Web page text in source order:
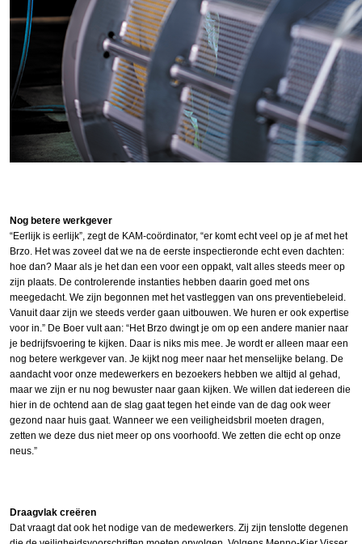
Nog betere werkgever
“Eerlijk is eerlijk”, zegt de KAM-coördinator, “er komt echt veel op je af met het
Brzo. Het was zoveel dat we na de eerste inspectieronde echt even dachten:
hoe dan? Maar als je het dan een voor een oppakt, valt alles steeds meer op
zijn plaats. De controlerende instanties hebben daarin goed met ons
meegedacht. We zijn begonnen met het vastleggen van ons preventiebeleid.
Vanuit daar zijn we steeds verder gaan uitbouwen. We huren er ook expertise
voor in.” De Boer vult aan: “Het Brzo dwingt je om op een andere manier naar
je bedrijfsvoering te kijken. Daar is niks mis mee. Je wordt er alleen maar een
nog betere werkgever van. Je kijkt nog meer naar het menselijke belang. De
aandacht voor onze medewerkers en bezoekers hebben we altijd al gehad,
maar we zijn er nu nog bewuster naar gaan kijken. We willen dat iedereen die
hier in de ochtend aan de slag gaat tegen het einde van de dag ook weer
gezond naar huis gaat. Wanneer we een veiligheidsbril moeten dragen,
zetten we deze dus niet meer op ons voorhoofd. We zetten die echt op onze
neus.”
Draagvlak creëren
Dat vraagt dat ook het nodige van de medewerkers. Zij zijn tenslotte degenen